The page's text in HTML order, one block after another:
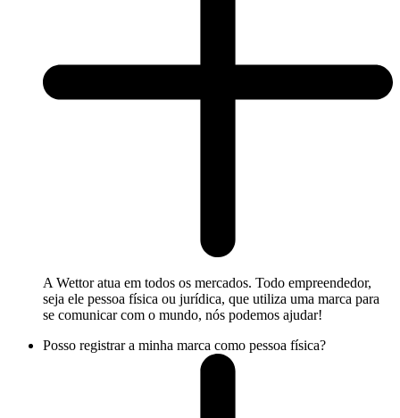
A Wettor atua em todos os mercados. Todo empreendedor,
seja ele pessoa física ou jurídica, que utiliza uma marca para
se comunicar com o mundo, nós podemos ajudar!
Posso registrar a minha marca como pessoa física?